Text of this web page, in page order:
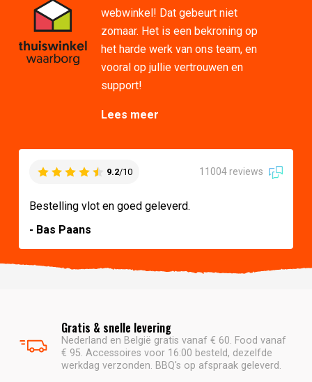
webwinkel! Dat gebeurt niet
zomaar. Het is een bekroning op
het harde werk van ons team, en
vooral op jullie vertrouwen en
support!
Lees meer
9.2/10 11004 reviews
Bestelling vlot en goed geleverd.
- Bas Paans
Gratis & snelle levering
Nederland en België gratis vanaf € 60. Food vanaf
€ 95. Accessoires voor 16:00 besteld, dezelfde
werkdag verzonden. BBQ's op afspraak geleverd.